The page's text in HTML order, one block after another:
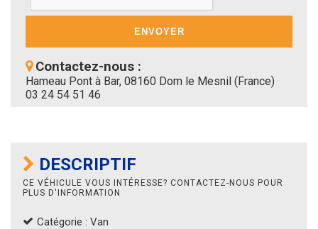
Contactez-nous :
Hameau Pont à Bar, 08160 Dom le Mesnil (France)
03 24 54 51 46
DESCRIPTIF
CE VÉHICULE VOUS INTÉRESSE? CONTACTEZ-NOUS POUR
PLUS D'INFORMATION
Catégorie : Van